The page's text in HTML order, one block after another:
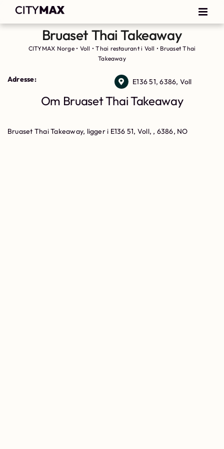
Bruaset Thai Takeaway
CITYMAX Norge• Voll •Thai restaurant i Voll • Bruaset Thai
Takeaway
Adresse: E136 51, 6386, Voll
Om Bruaset Thai Takeaway
Bruaset Thai Takeaway, ligger i E136 51, Voll, , 6386, NO